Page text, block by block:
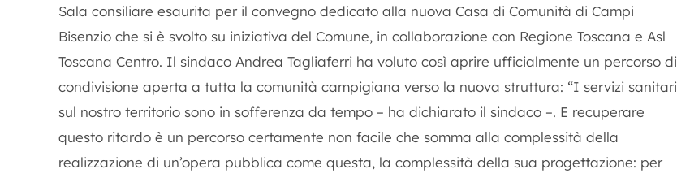
Sala consiliare esaurita per il convegno dedicato alla nuova Casa di Comunità di Campi
Bisenzio che si è svolto su iniziativa del Comune, in collaborazione con Regione Toscana e Asl
Toscana Centro. Il sindaco Andrea Tagliaferri ha voluto così aprire ufficialmente un percorso di
condivisione aperta a tutta la comunità campigiana verso la nuova struttura: “I servizi sanitari
sul nostro territorio sono in sofferenza da tempo – ha dichiarato il sindaco –. E recuperare
questo ritardo è un percorso certamente non facile che somma alla complessità della
realizzazione di un’opera pubblica come questa, la complessità della sua progettazione: per